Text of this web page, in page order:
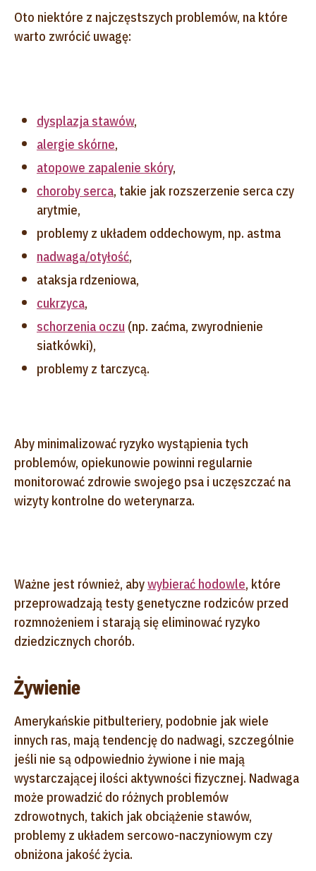
Oto niektóre z najczęstszych problemów, na które
warto zwrócić uwagę:
dysplazja stawów,
alergie skórne,
atopowe zapalenie skóry,
choroby serca, takie jak rozszerzenie serca czy
arytmie,
problemy z układem oddechowym, np. astma
nadwaga/otyłość,
ataksja rdzeniowa,
cukrzyca,
schorzenia oczu (np. zaćma, zwyrodnienie
siatkówki),
problemy z tarczycą.
Aby minimalizować ryzyko wystąpienia tych
problemów, opiekunowie powinni regularnie
monitorować zdrowie swojego psa i uczęszczać na
wizyty kontrolne do weterynarza.
Ważne jest również, abywybierać hodowle, które
przeprowadzają testy genetyczne rodziców przed
rozmnożeniem i starają się eliminować ryzyko
dziedzicznych chorób.
Żywienie
Amerykańskie pitbulteriery, podobnie jak wiele
innych ras, mają tendencję do nadwagi, szczególnie
jeśli nie są odpowiednio żywione i nie mają
wystarczającej ilości aktywności fizycznej. Nadwaga
może prowadzić do różnych problemów
zdrowotnych, takich jak obciążenie stawów,
problemy z układem sercowo-naczyniowym czy
obniżona jakość życia.